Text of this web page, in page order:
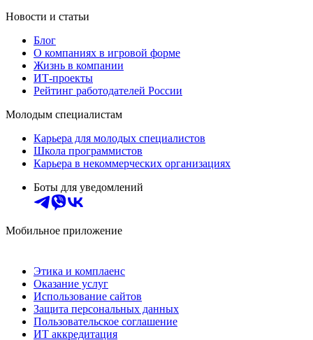
Новости и статьи
Блог
О компаниях в игровой форме
Жизнь в компании
ИТ-проекты
Рейтинг работодателей России
Молодым специалистам
Карьера для молодых специалистов
Школа программистов
Карьера в некоммерческих организациях
Боты для уведомлений
Мобильное приложение
Этика и комплаенс
Оказание услуг
Использование сайтов
Защита персональных данных
Пользовательское соглашение
ИТ аккредитация